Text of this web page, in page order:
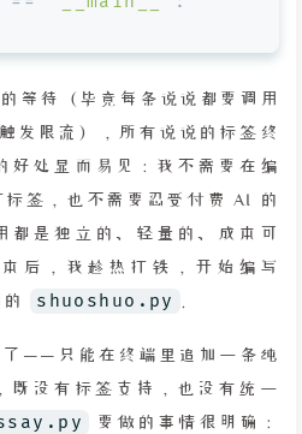
等待（毕竟每条说说都要调用
发限流），所有说说的标签终
好处显而易见：我不需要在编
签，也不需要忍受付费 AI 的
都是独立的、轻量的、成本可
后，我趁热打铁，开始编写
shuoshuo.py
了——只能在终端里追加一条纯
既没有标签支持，也没有统一
要做的事情很明确：